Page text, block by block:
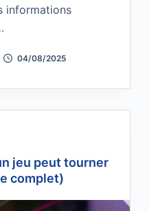
informations
04/08/2025
jeu peut tourner
complet)